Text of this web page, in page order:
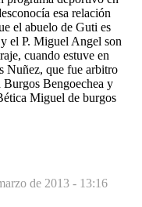
esa relación
el abuelo de Guti es
el P. Miguel Angel son
cuando estuve en
Nuñez, que fue arbitro
Burgos Bengoechea y
Miguel de burgos
de 2013 - 13:16